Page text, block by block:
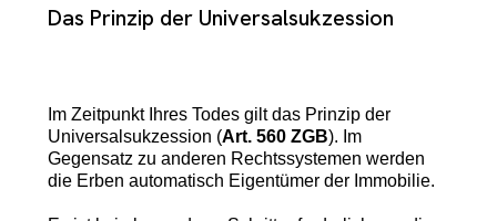
Das Prinzip der Universalsukzession
Im Zeitpunkt Ihres Todes gilt das Prinzip der
Universalsukzession (Art. 560 ZGB). Im
Gegensatz zu anderen Rechtssystemen werden
die Erben automatisch Eigentümer der Immobilie.